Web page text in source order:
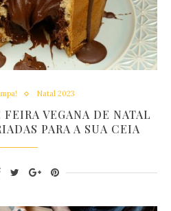
Natal 2023
VEGANA DE NATAL
PARA A SUA CEIA